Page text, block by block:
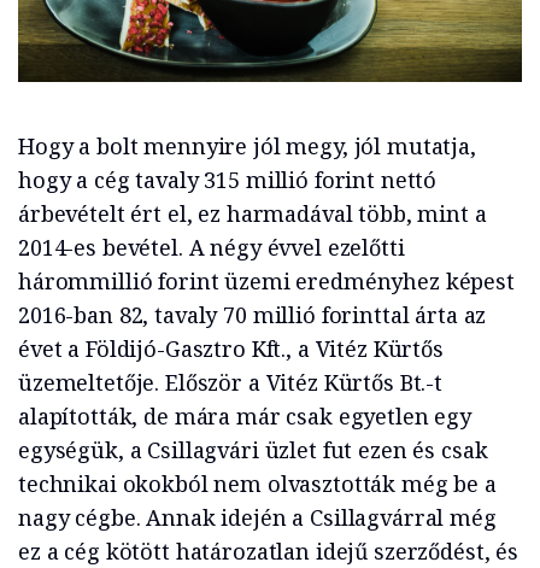
Hogy a bolt mennyire jól megy, jól mutatja,
hogy a cég tavaly 315 millió forint nettó
árbevételt ért el, ez harmadával több, mint a
2014-es bevétel. A négy évvel ezelőtti
hárommillió forint üzemi eredményhez képest
2016-ban 82, tavaly 70 millió forinttal árta az
évet a Földijó-Gasztro Kft., a Vitéz Kürtős
üzemeltetője. Először a Vitéz Kürtős Bt.-t
alapították, de mára már csak egyetlen egy
egységük, a Csillagvári üzlet fut ezen és csak
technikai okokból nem olvasztották még be a
nagy cégbe. Annak idején a Csillagvárral még
ez a cég kötött határozatlan idejű szerződést, és